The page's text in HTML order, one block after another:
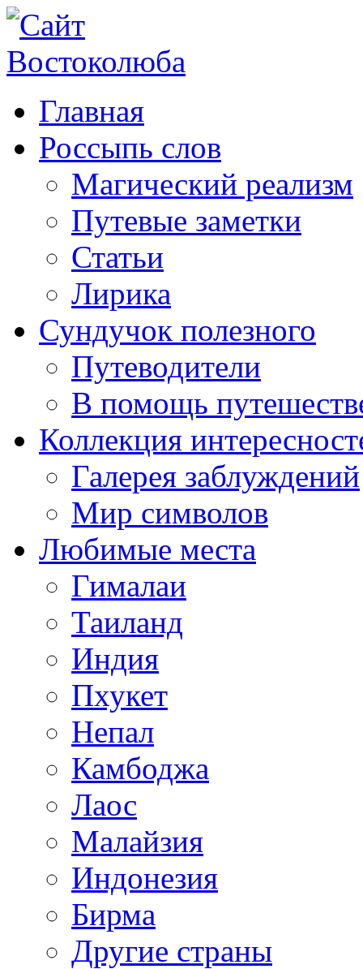
Главная
Россыпь слов
Магический реализм
Путевые заметки
Статьи
Лирика
Сундучок полезного
Путеводители
В помощь
Коллекция
Галерея заблуждений
Мир символов
Любимые места
Гималаи
Таиланд
Индия
Пхукет
Непал
Камбоджа
Лаос
Малайзия
Индонезия
Бирма
Другие страны